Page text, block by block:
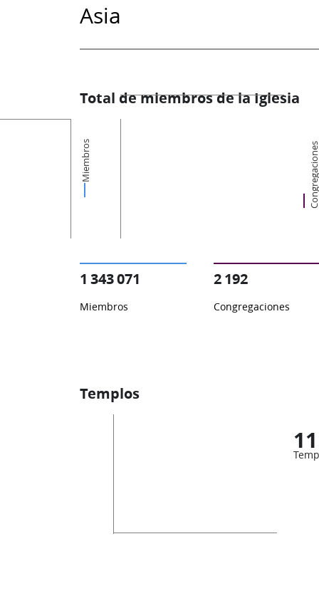
Asia
Total de miembros de la Iglesia
Miembros Congregaciones
1 343 071
Miembros
2 192
Congregaciones
Templos
11